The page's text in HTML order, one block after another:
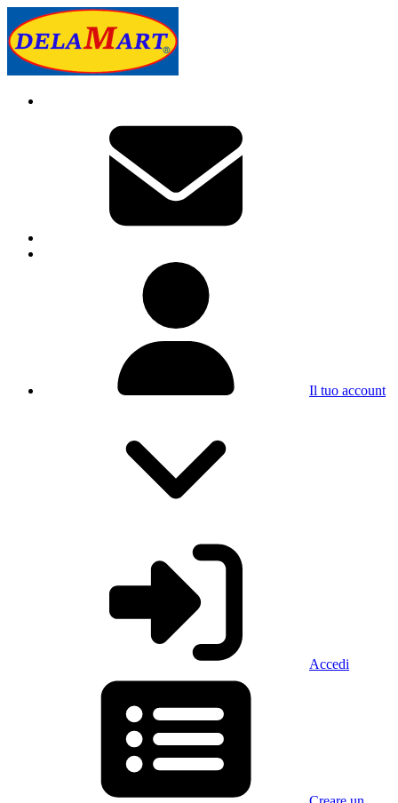
Il tuo account
Accedi